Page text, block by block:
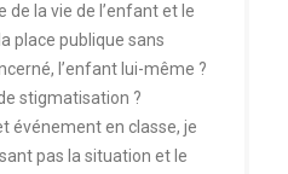
la vie de l’enfant et le
place publique sans
l’enfant lui-même ?
stigmatisation ?
événement en classe, je
pas la situation et le